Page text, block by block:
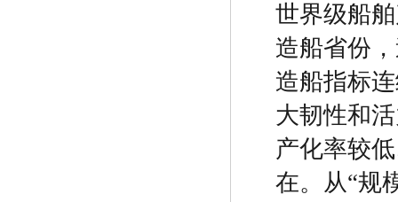
世界级船
造船省份
造船指标
大韧性和
产化率较
在。从“规